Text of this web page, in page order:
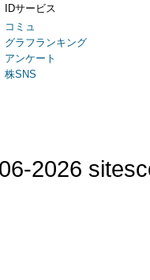
IDサービス
コミュ
グラフランキング
アンケート
株SNS
2026